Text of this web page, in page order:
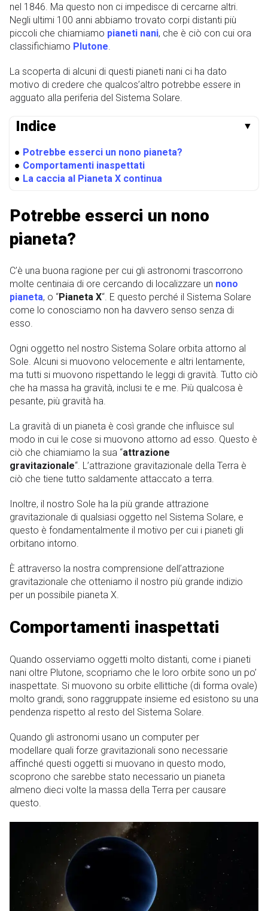
nel 1846. Ma questo non ci impedisce di cercarne altri.
Negli ultimi 100 anni abbiamo trovato corpi distanti più
piccoli che chiamiamo pianeti nani, che è ciò con cui ora
classifichiamo Plutone
La scoperta di alcuni di questi pianeti nani ci ha dato
motivo di credere che qualcos’altro potrebbe essere in
agguato alla periferia del Sistema Solare.
Indice ▼
● Potrebbe esserci un nono pianeta?
● Comportamenti inaspettati
● La caccia al Pianeta X continua
Potrebbe esserci un nono
pianeta?
C’è una buona ragione per cui gli astronomi trascorrono
molte centinaia di ore cercando di localizzare un nono
pianeta, o “Pianeta X“. E questo perché il Sistema Solare
come lo conosciamo non ha davvero senso senza di
esso.
Ogni oggetto nel nostro Sistema Solare orbita attorno al
Sole. Alcuni si muovono velocemente e altri lentamente,
ma tutti si muovono rispettando le leggi di gravità. Tutto ciò
che ha massa ha gravità, inclusi te e me. Più qualcosa è
pesante, più gravità ha.
La gravità di un pianeta è così grande che influisce sul
modo in cui le cose si muovono attorno ad esso. Questo è
ciò che chiamiamo la sua “attrazione
gravitazionale“. L’attrazione gravitazionale della Terra è
ciò che tiene tutto saldamente attaccato a terra.
Inoltre, il nostro Sole ha la più grande attrazione
gravitazionale di qualsiasi oggetto nel Sistema Solare, e
questo è fondamentalmente il motivo per cui i pianeti gli
orbitano intorno.
È attraverso la nostra comprensione dell’attrazione
gravitazionale che otteniamo il nostro più grande indizio
per un possibile pianeta X.
Comportamenti inaspettati
Quando osserviamo oggetti molto distanti, come i pianeti
nani oltre Plutone, scopriamo che le loro orbite sono un po’
inaspettate. Si muovono su orbite ellittiche (di forma ovale)
molto grandi, sono raggruppate insieme ed esistono su una
pendenza rispetto al resto del Sistema Solare.
Quando gli astronomi usano un computer per
modellare quali forze gravitazionali sono necessarie
affinché questi oggetti si muovano in questo modo,
scoprono che sarebbe stato necessario un pianeta
almeno dieci volte la massa della Terra per causare
questo.